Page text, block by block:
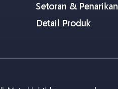
Setoran & Penarikan
Detail Produk